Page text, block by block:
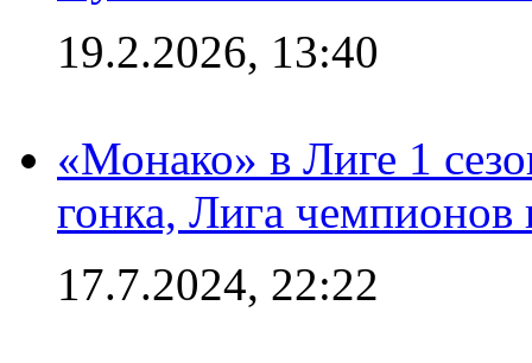
19.2.2026, 13:40
«Монако» в Лиге 1
гонка, Лига чемпионов
17.7.2024, 22:22